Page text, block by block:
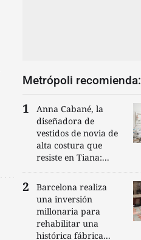
Metrópoli recomienda:
Anna Cabané, la
diseñadora de
vestidos de novia de
alta costura que
resiste en Tiana:...
Barcelona realiza
una inversión
millonaria para
rehabilitar una
histórica fábrica...